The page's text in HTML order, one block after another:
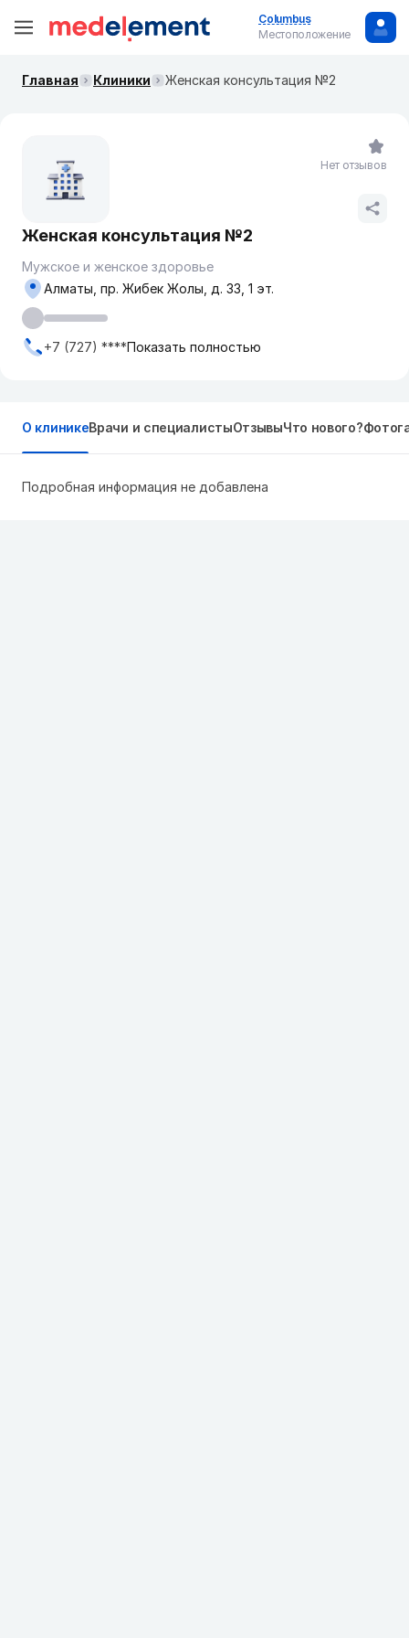
Columbus
Местоположение
Главная Клиники Женская консультация №2
Женская консультация №2
Мужское и женское здоровье
Алматы, пр. Жибек Жолы, д. 33, 1 эт.
+7 (727) ****Показать полностью
Нет отзывов
О клиникеВрачи и специалистыОтзывыЧто нового?
Подробная информация не добавлена